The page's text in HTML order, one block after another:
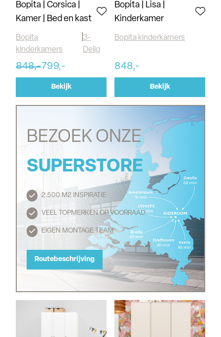
Bopita | Corsica |
Kamer | Bed en kast
Bopita
kinderkamers
3-
Delig
848,-799,-
Bekijk
Bopita | Lisa |
Kinderkamer
Bopita kinderkamers
848,-
Bekijk
BEZOEK ONZE
SUPERSTORE
2.500 M2 INSPIRATIE
VEEL TOPMERKEN OP VOORRAAD
EIGEN MONTAGE TEAM
Routebeschrijving
Routebeschrijving